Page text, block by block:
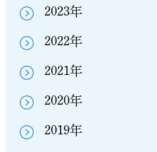
2023年
2022年
2021年
2020年
2019年